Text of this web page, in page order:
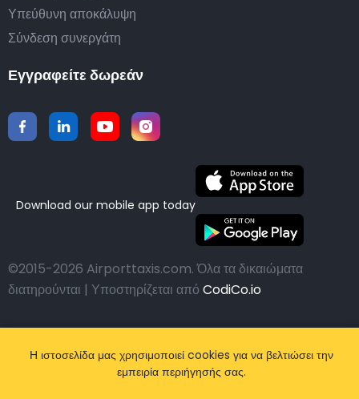
Υπεύθυνη αποκάλυψη
Σύνδεση συνεργάτη
Εγγραφείτε δωρεάν
Download our mobile app today
©2015-2026 Airporttaxis.com.Όλα τα δικαιώματα
διατηρούνται | Υποστηρίζεται από CodiCo.io
Η ιστοσελίδα μας χρησιμοποιεί cookies για να βελτιώσει την
εμπειρία περιήγησής σας.